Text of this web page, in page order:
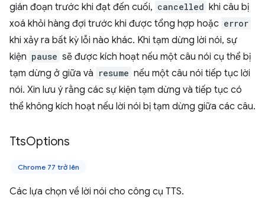
gián đoạn trước khi đạt đến cuối, cancelled khi câu bị
xoá khỏi hàng đợi trước khi được tổng hợp hoặc error
khi xảy ra bất kỳ lỗi nào khác. Khi tạm dừng lời nói, sự
kiện pause sẽ được kích hoạt nếu một câu nói cụ thể bị
tạm dừng ở giữa và resume nếu một câu nói tiếp tục lời
nói. Xin lưu ý rằng các sự kiện tạm dừng và tiếp tục có
thể không kích hoạt nếu lời nói bị tạm dừng giữa các câu.
TtsOptions
Chrome 77 trở lên
Các lựa chọn về lời nói cho công cụ TTS.